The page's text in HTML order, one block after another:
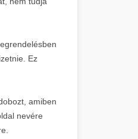
Ez
amiben
nevére